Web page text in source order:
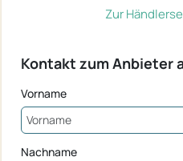
Zur
Kontakt zum Anbieter
Vorname
Nachname